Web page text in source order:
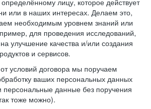
лицу, которое действует
или в наших интересах. Делаем это,
необходимым уровнем знаний или
для проведения исследований,
улучшение качества и/или создания
и сервисов.
условий договора мы поручаем
ваших персональных данных
данные без поручения
тоже можно).